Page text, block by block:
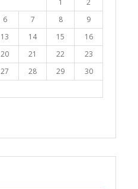
1
2
6 7 8
9
13 14 15
16
20 21 22
23
27 28 29
30